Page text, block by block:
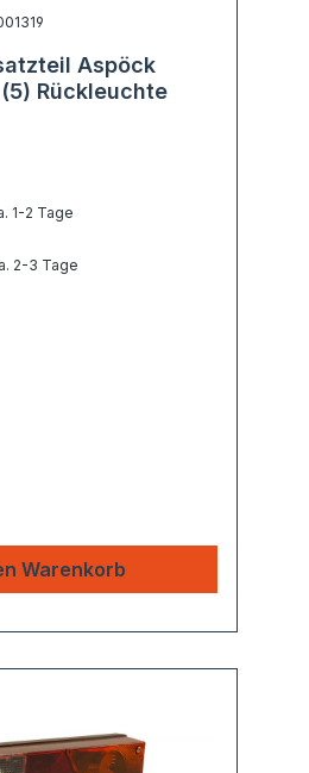
Aspöck
Rückleuchte
1-2 Tage
2-3 Tage
Warenkorb